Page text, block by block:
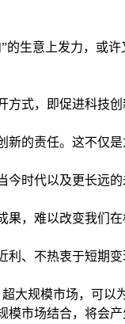
生意上发力，或许
式，即促进科技创
的责任。这不仅
时代以及更长远
，难以改变我们
、不热衷于短期
大规模市场，可以
市场结合，将会